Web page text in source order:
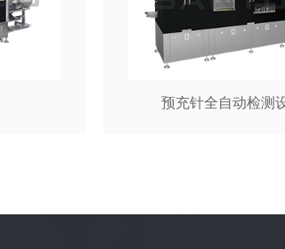
预充针全自动检测